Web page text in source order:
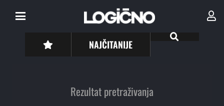
NAJČITANIJE
Rezultat pretraživanja